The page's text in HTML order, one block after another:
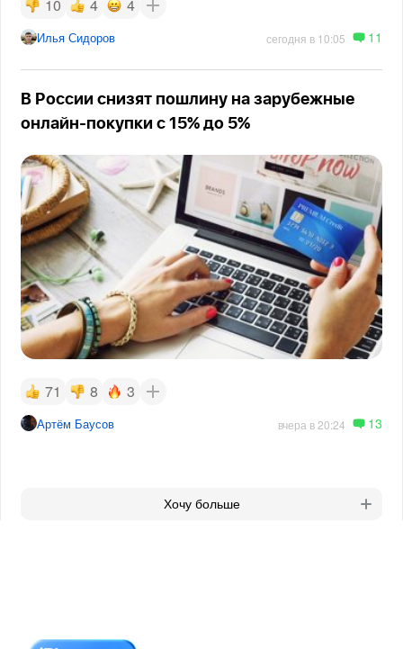
10 4 4
Илья Сидоров сегодня в 10:05 11
В России снизят пошлину на зарубежные
онлайн-покупки с 15% до 5%
71 8 3
Артём Баусов вчера в 20:24 13
Хочу больше